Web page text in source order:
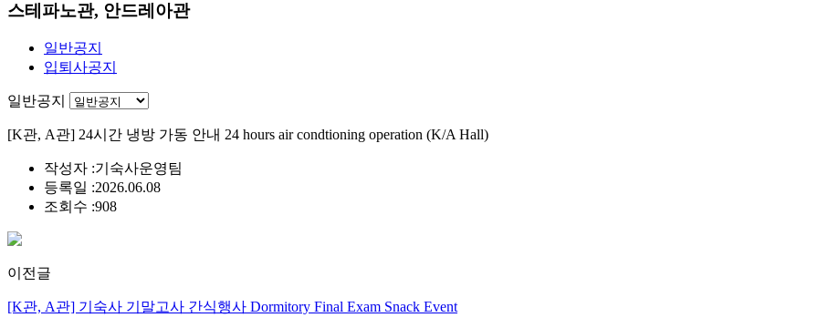
스테파노관, 안드레아관
일반공지
입퇴사공지
일반공지
[K관, A관] 24시간 냉방 가동 안내 24 hours air condtioning operation (K/A Hall)
작성자 :기숙사운영팀
등록일 :2026.06.08
조회수 :908
이전글
[K관, A관] 기숙사 기말고사 간식행사 Dormitory Final Exam Snack Event